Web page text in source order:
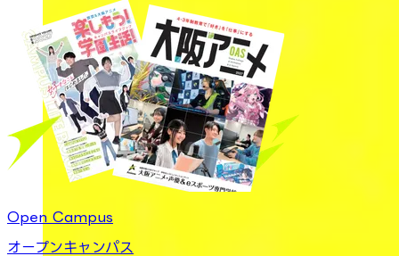
Open Campus
オープンキャンパス